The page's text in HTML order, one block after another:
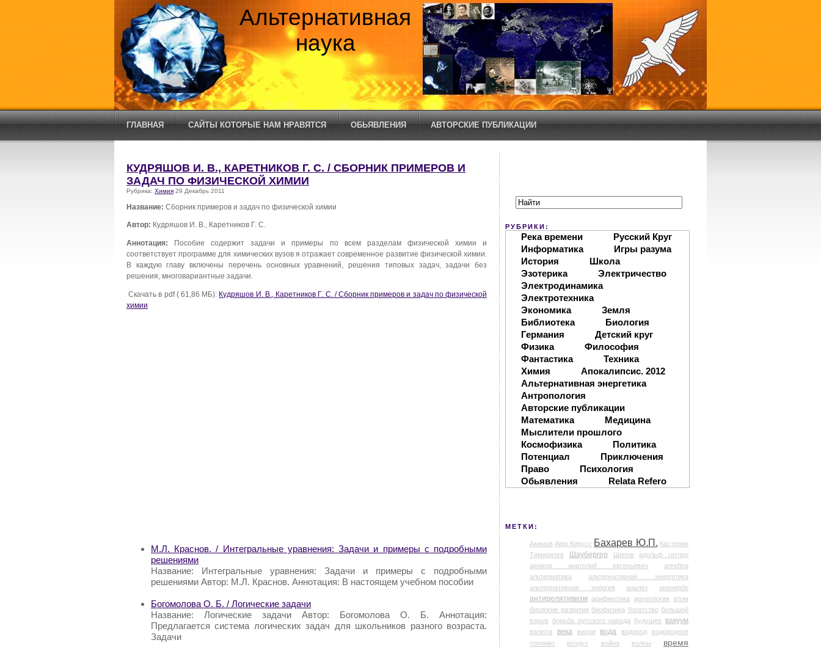
Альтернативная
наука
ГЛАВНАЯ САЙТЫ КОТОРЫЕ НАМ НРАВЯТСЯ ОБЬЯВЛЕНИЯ АВТОРСКИЕ ПУБЛИКАЦИИ
КУДРЯШОВ И. В., КАРЕТНИКОВ Г. С. / СБОРНИК ПРИМЕРОВ И
ЗАДАЧ ПО ФИЗИЧЕСКОЙ ХИМИИ
Рубрика: Химия 29 Декабрь 2011
Название: Сборник примеров и задач по физической химии
Автор: Кудряшов И. В., Каретников Г. С.
Аннотация: Пособие содержит задачи и примеры по всем разделам физической химии и
соответствует программе для химических вузов я отражает современное развитие физической химии.
В каждую главу включены перечень основных уравнений, решения типовых задач, задачи без
решения, многовариантные задачи.
Скачать в pdf ( 61,86 МБ): Кудряшов И. В., Каретников Г. С. / Сборник примеров и задач по физической
химии
М.Л. Краснов. / Интегральные уравнения: Задачи и примеры с подробными
решениями
Название: Интегральные уравнения: Задачи и примеры с подробными
решениями Автор: М.Л. Краснов. Аннотация: В настоящем учебном пособии
Богомолова О. Б. / Логические задачи
Название: Логические задачи Автор: Богомолова О. Б. Аннотация:
Предлагается система логических задач для школьников разного возраста.
Задачи
РУБРИКИ:
Река времени
Русский Круг
Информатика
Игры разума
История
Школа
Эзотерика
Электричество
Электродинамика
Электротехника
Экономика
Земля
Библиотека
Биология
Германия
Детский круг
Физика
Философия
Фантастика
Техника
Химия
Апокалипсис. 2012
Альтернативная энергетика
Антропология
Авторские публикации
Математика
Медицина
Мыслители прошлого
Космофизика
Политика
Потенциал
Приключения
Право
Психология
Обьявления
Relata Refero
МЕТКИ:
Акимов Аюр Кирусс Бахарев Ю.П. Кастерин
Тимирязев
Шаубергер Шипов
адольф гитлер
акимов анатолий евгеньевич
алгебра
альтернатива
альтернативная энергетика
альтернативная энергия
анализ аненербе
антирелятивизм арифметика археология атом
биология развития биофизика богатство большой
взрыв
борьба русского народа будущее вакуум
валюта века вихри вода водород
водородное
топливо
воздух война волны
время